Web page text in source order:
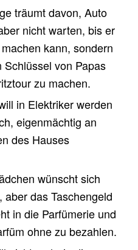
träumt davon, Auto
nicht warten, bis er
kann, sondern
von Papas
zu machen.
in Elektriker werden
eigenmächtig an
des Hauses
wünscht sich
aber das Taschengeld
in die Parfümerie und
ohne zu bezahlen.